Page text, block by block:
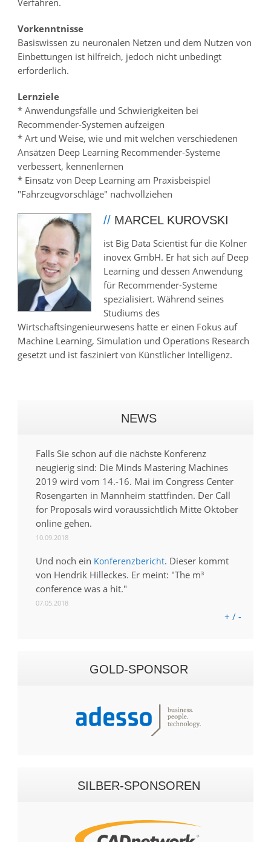
Vorkenntnisse
Basiswissen zu neuronalen Netzen und dem Nutzen von
Einbettungen ist hilfreich, jedoch nicht unbedingt
erforderlich.
Lernziele
* Anwendungsfälle und Schwierigkeiten bei
Recommender-Systemen aufzeigen
* Art und Weise, wie und mit welchen verschiedenen
Ansätzen Deep Learning Recommender-Systeme
verbessert, kennenlernen
* Einsatz von Deep Learning am Praxisbeispiel
"Fahrzeugvorschläge" nachvollziehen
// MARCEL KUROVSKI
ist Big Data Scientist für die Kölner
inovex GmbH. Er hat sich auf Deep
Learning und dessen Anwendung
für Recommender-Systeme
spezialisiert. Während seines
Studiums des
Wirtschaftsingenieurwesens hatte er einen Fokus auf
Machine Learning, Simulation und Operations Research
gesetzt und ist fasziniert von Künstlicher Intelligenz.
NEWS
Falls Sie schon auf die nächste Konferenz
neugierig sind: Die Minds Mastering Machines
2019 wird vom 14.-16. Mai im Congress Center
Rosengarten in Mannheim stattfinden. Der Call
for Proposals wird voraussichtlich Mitte Oktober
online gehen.
10.09.2018
Und noch ein Konferenzbericht. Dieser kommt
von Hendrik Hilleckes. Er meint: "The m³
conference was a hit."
07.05.2018
+ / -
GOLD-SPONSOR
SILBER-SPONSOREN